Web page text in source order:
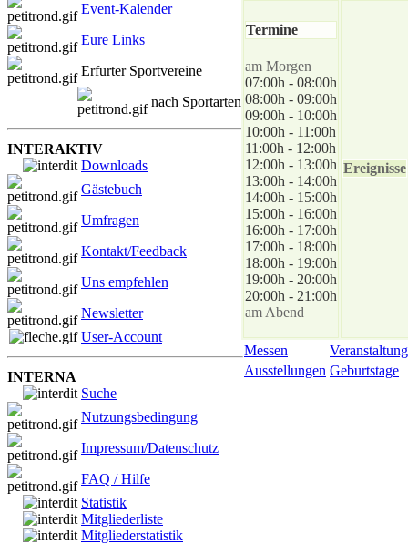
Event-Kalender
Eure Links
Erfurter Sportvereine
nach Sportarten
INTERAKTIV
Downloads
Gästebuch
Umfragen
Kontakt/Feedback
Uns empfehlen
Newsletter
User-Account
INTERNA
Suche
Nutzungsbedingung
Impressum/Datenschutz
FAQ / Hilfe
Statistik
Mitgliederliste
Mitgliederstatistik
Termine
am Morgen
07:00h - 08:00h
08:00h - 09:00h
09:00h - 10:00h
10:00h - 11:00h
11:00h - 12:00h
12:00h - 13:00h
13:00h - 14:00h
14:00h - 15:00h
15:00h - 16:00h
16:00h - 17:00h
17:00h - 18:00h
18:00h - 19:00h
19:00h - 20:00h
20:00h - 21:00h
am Abend
Ereignisse
Messen
Veranstaltung
Ausstellungen Geburtstage